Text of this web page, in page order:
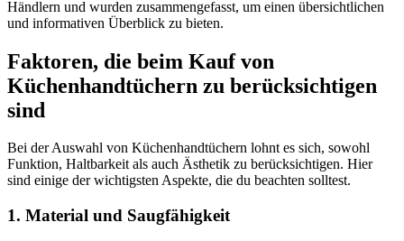
Händlern und wurden zusammengefasst, um einen übersichtlichen
und informativen Überblick zu bieten.
Faktoren, die beim Kauf von
Küchenhandtüchern zu berücksichtigen
sind
Bei der Auswahl von Küchenhandtüchern lohnt es sich, sowohl
Funktion, Haltbarkeit als auch Ästhetik zu berücksichtigen. Hier
sind einige der wichtigsten Aspekte, die du beachten solltest.
1. Material und Saugfähigkeit